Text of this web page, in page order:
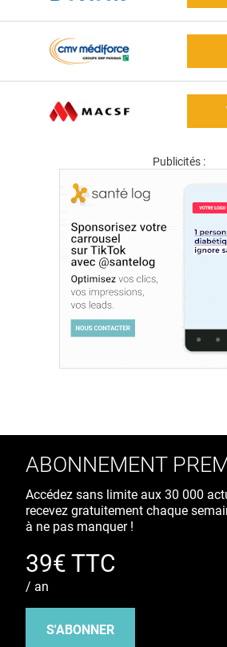
Publicités :
ABONNEMENT
Accédez sans limite aux 30 000
recevez gratuitement chaque
à ne pas manquer !
39€ TTC
/ an
S'ABONNER